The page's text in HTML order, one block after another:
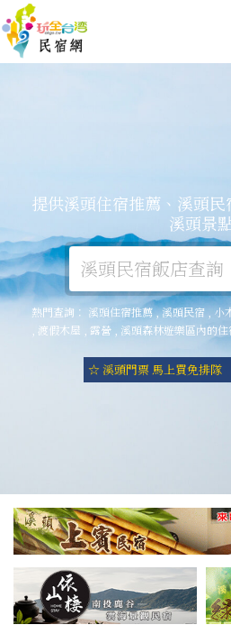
提供溪頭住宿推薦、溪頭
溪頭景
熱門查詢： 溪頭住宿推薦,溪頭民宿,小
渡假木屋 露營 溪頭森林遊樂區內的住
☆ 溪頭門票 馬上買免排隊